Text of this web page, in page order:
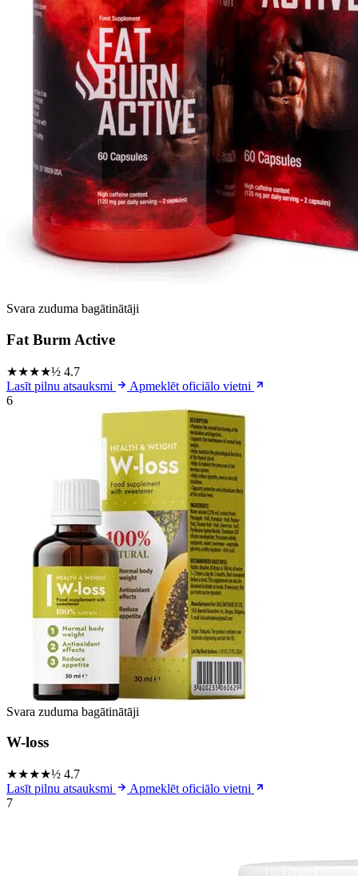
Svara zuduma bagātinātāji
Fat Burm Active
★★★★½ 4.7
Lasīt pilnu atsauksmi
Apmeklēt oficiālo vietni
6
Svara zuduma bagātinātāji
W-loss
★★★★½ 4.7
Lasīt pilnu atsauksmi
Apmeklēt oficiālo vietni
7